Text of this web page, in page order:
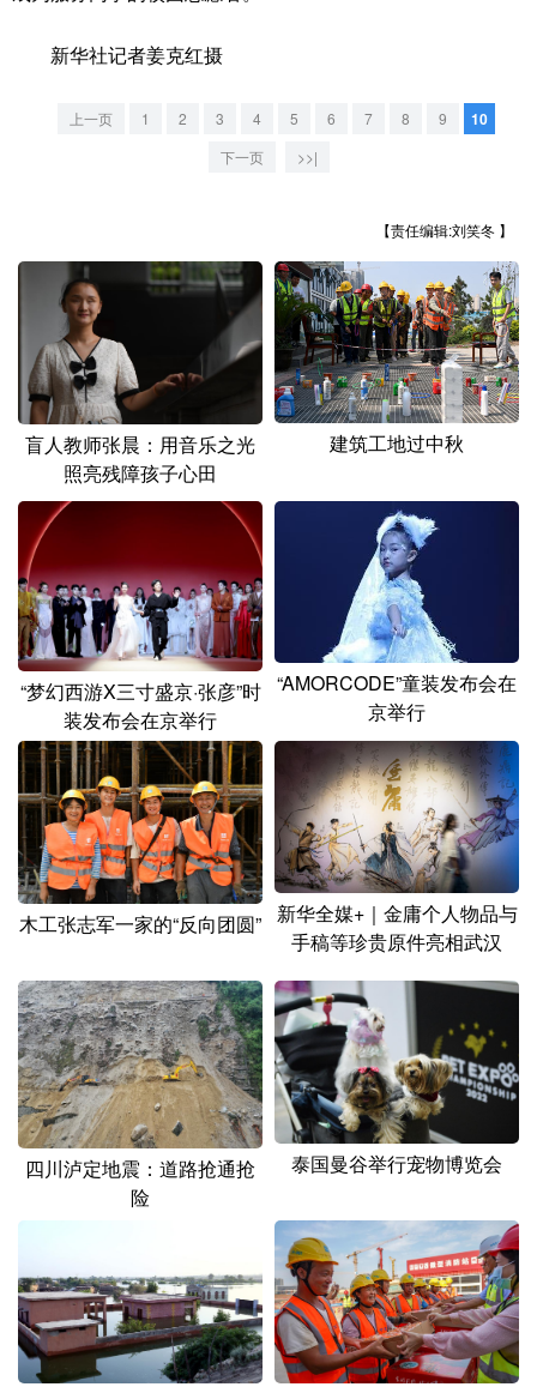
English عربى
新华社记者姜克红摄
上一页 1 2 3 4 5 6 7 8 9 10
下一页 >>|
【责任编辑:刘笑冬 】
盲人教师张晨：用音乐之光
照亮残障孩子心田
建筑工地过中秋
“梦幻西游X三寸盛京·张彦”时
装发布会在京举行
“AMORCODE”童装发布会在
京举行
木工张志军一家的“反向团圆”
新华全媒+｜金庸个人物品与
手稿等珍贵原件亮相武汉
四川泸定地震：道路抢通抢
险
泰国曼谷举行宠物博览会